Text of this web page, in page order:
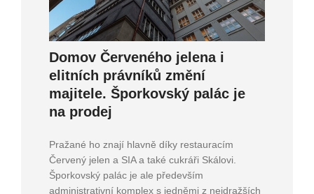
Domov Červeného jelena i
elitních právníků změní
majitele. Šporkovský palác je
na prodej
Pražané ho znají hlavně díky restauracím
Červený jelen a SIA a také cukráři Skálovi.
Šporkovský palác je ale především
administrativní komplex s jedněmi z nejdražších